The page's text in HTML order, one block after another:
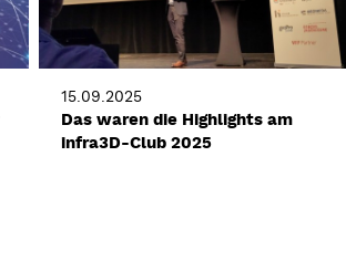
15.09.2025
Das waren die Highlights am
infra3D-Club 2025